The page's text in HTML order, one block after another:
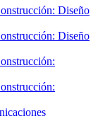
Diseño
Diseño